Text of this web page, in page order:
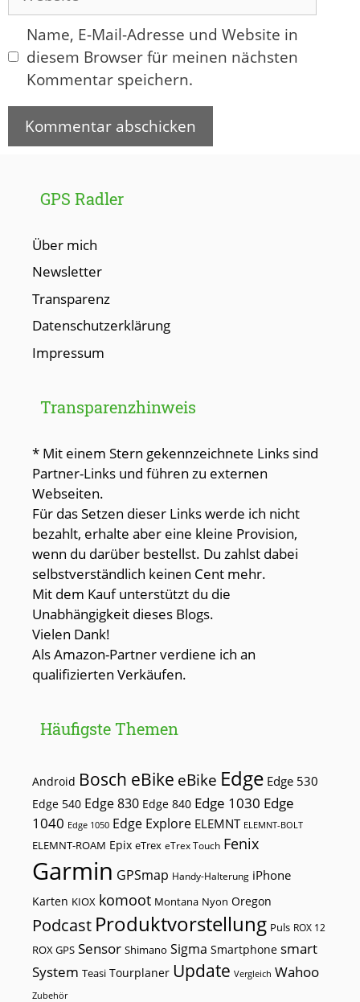
Name, E-Mail-Adresse und Website in
diesem Browser für meinen nächsten
Kommentar speichern.
GPS Radler
Über mich
Newsletter
Transparenz
Datenschutzerklärung
Impressum
Transparenzhinweis
* Mit einem Stern gekennzeichnete Links sind
Partner-Links und führen zu externen
Webseiten.
Für das Setzen dieser Links werde ich nicht
bezahlt, erhalte aber eine kleine Provision,
wenn du darüber bestellst. Du zahlst dabei
selbstverständlich keinen Cent mehr.
Mit dem Kauf unterstützt du die
Unabhängigkeit dieses Blogs.
Vielen Dank!
Als Amazon-Partner verdiene ich an
qualifizierten Verkäufen.
Häufigste Themen
Android Bosch eBike eBike Edge Edge 530
Edge 540 Edge 830 Edge 840 Edge 1030 Edge
1040 Edge 1050 Edge Explore ELEMNT ELEMNT-BOLT
ELEMNT-ROAM Epix eTrex eTrex Touch Fenix
Garmin GPSmap Handy-Halterung iPhone
Karten KIOX komoot Montana Nyon Oregon
Podcast Produktvorstellung Puls ROX 12
ROX GPS Sensor Shimano Sigma Smartphone smart
System Teasi Tourplaner Update Vergleich Wahoo
Zubehör